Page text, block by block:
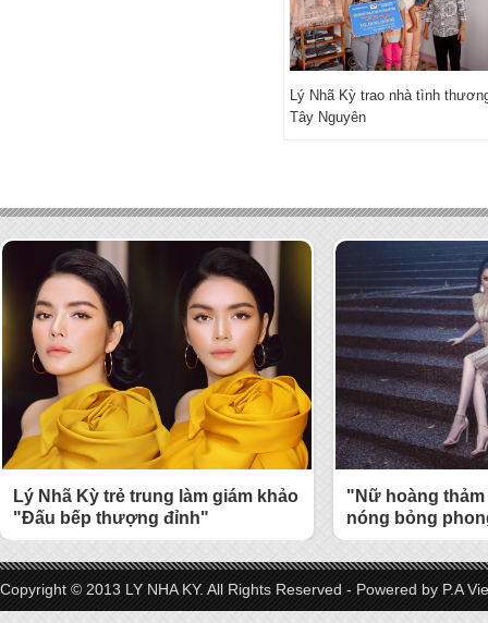
Lý Nhã Kỳ trao nhà tình
Tây Nguyên
Lý Nhã Kỳ trẻ trung làm giám khảo
"Đấu bếp thượng đỉnh"
"Nữ hoàng
nóng bỏng
Copyright © 2013 LY NHA KY. All Rights Reserved - Powered by P.A